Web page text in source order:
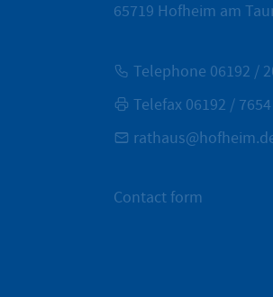
65719 Hofheim am
Telephone 06192 /
Telefax 06192 / 7654
Contact form